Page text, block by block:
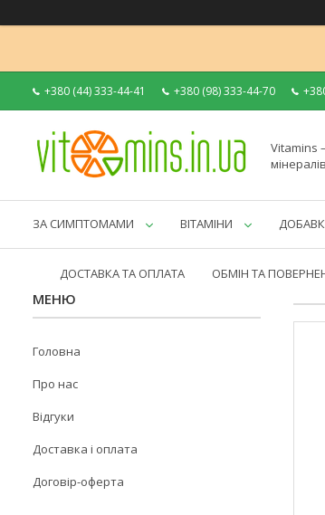
+380 (44) 333-44-41 +380 (98) 333-44-70
Vitamins
мінералів
ЗА СИМПТОМАМИ ВІТАМІНИ
ДОСТАВКА ТА ОПЛАТА ОБМІН ТА
Головна
Про нас
Відгуки
Доставка і оплата
Договір-оферта